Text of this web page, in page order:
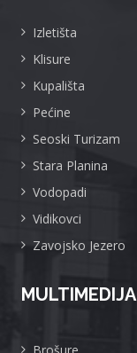
Izletišta
Klisure
Kupališta
Pećine
Seoski Turizam
Stara Planina
Vodopadi
Vidikovci
Zavojsko Jezero
MULTIMEDIJA